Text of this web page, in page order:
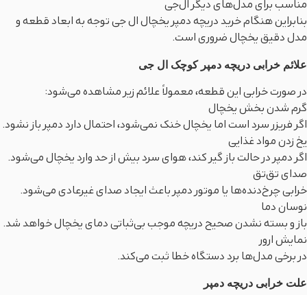
مناسب برای مدل‌های دیگر ال‌جی
بنابراین هنگام خرید دریچه دمپر یخچال ال جی توجه به ابعاد قطعه و
مدل دقیق یخچال ضروری است.
علائم خرابی دریچه دمپر کوچک ال جی
در صورت خرابی این قطعه، معمولاً علائم زیر مشاهده می‌شود:
گرم شدن بخش یخچال
اگر فریزر سرد است اما یخچال خنک نمی‌شود، احتمال دارد دمپر باز نشود.
یخ زدن مواد غذایی
اگر دمپر در حالت باز گیر کند، هوای سرد بیش از حد وارد یخچال می‌شود.
صدای تق‌تق
خرابی چرخ‌دنده‌ها یا موتور دمپر باعث ایجاد صدای غیرعادی می‌شود.
نوسان دما
باز و بسته نشدن صحیح دریچه موجب بی‌ثباتی دمای یخچال خواهد شد.
نمایش ارور
در برخی مدل‌ها برد دستگاه خطا ثبت می‌کند.
علت خرابی دریچه دمپر